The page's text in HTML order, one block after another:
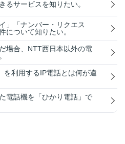
るサービスを知りたい。
」「ナンバー・リクエス
について知りたい。
場合、NTT西日本以外の電
を利用するIP電話とは何が違
電話機を「ひかり電話」で